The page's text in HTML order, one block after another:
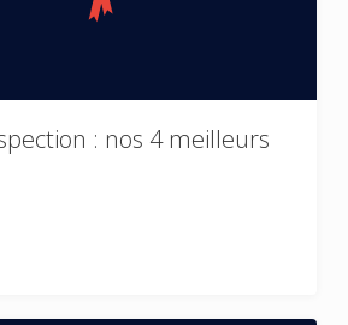
: nos 4 meilleurs